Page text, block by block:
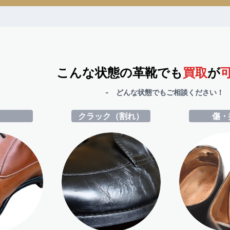
こんな状態の革靴でも買取が
- どんな状態でもご相談ください
クラック（割れ） 傷